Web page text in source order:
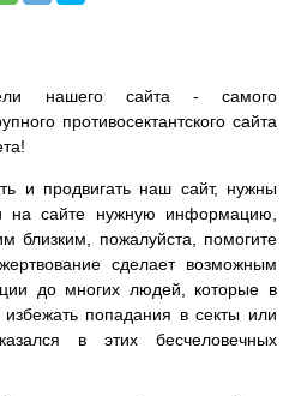
нашего сайта - самого
противосектантского сайта
и продвигать наш сайт, нужны
на сайте нужную информацию,
близким, пожалуйста, помогите
сделает возможным
до многих людей, которые в
попадания в секты или
в этих бесчеловечных